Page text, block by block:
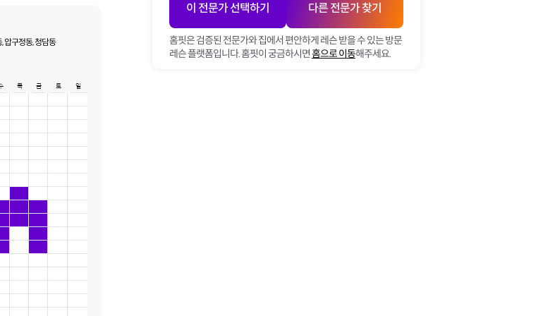
압구정동, 청담동
목 금 토
일
이 전문가 선택하기 다른 전문가 찾기
홈핏은 검증된 전문가와 집에서 편안하게 레슨 받을 수 있는 방문
레슨 플랫폼입니다. 홈핏이 궁금하시면홈으로 이동해주세요.